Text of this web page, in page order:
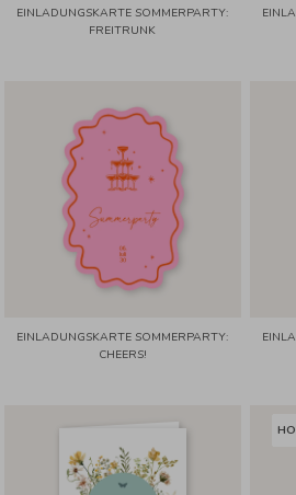
EINLADUNGSKARTE SOMMERPARTY:
FREITRUNK
EINLADUNGSKARTE SOMMERPARTY:
CHEERS!